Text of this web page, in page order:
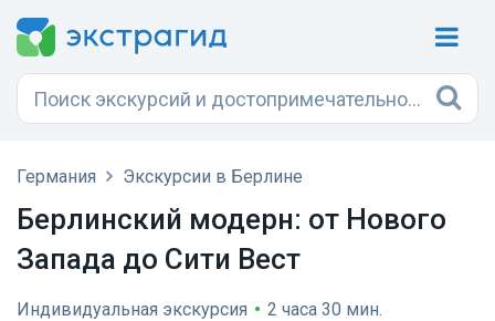
Германия Экскурсии в Берлине
Берлинский модерн: от Нового
Запада до Сити Вест
Индивидуальная экскурсия • 2 часа 30 мин.